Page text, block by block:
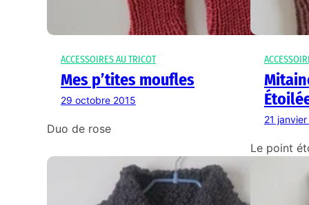
ACCESSOIRES AU TRICOT
Mes p’tites moufles
29 octobre 2015
Duo de rose
21
Le point